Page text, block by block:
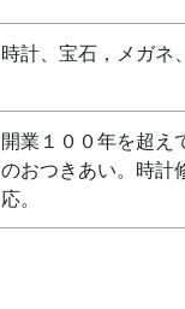
時計、宝石，メガネ
開業１００年を超え
のおつきあい。時計
応。